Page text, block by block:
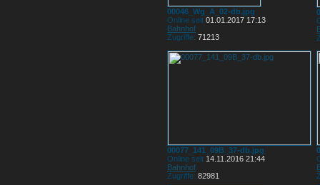
00046_Wg_A_02-db.jpg
Online seit 01.01.2017 17:13
Bahnhof
Zugriffe: 71213
00077_141_09B_37-db.jpg
Online seit 14.11.2016 21:44
Bahnhof
Zugriffe: 82981